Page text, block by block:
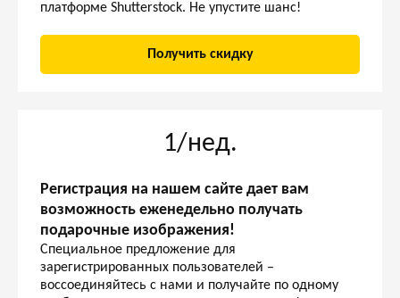
платформе Shutterstock. Не упустите шанс!
Получить скидку
1/нед.
Регистрация на нашем сайте дает вам
возможность еженедельно получать
подарочные изображения!
Специальное предложение для
зарегистрированных пользователей –
воссоединяйтесь с нами и получайте по одному